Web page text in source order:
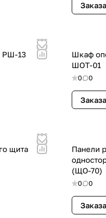
РШ-13
Шкаф
ШОТ-01
0 0
щита
Панели
(ЩО-70)
0 0